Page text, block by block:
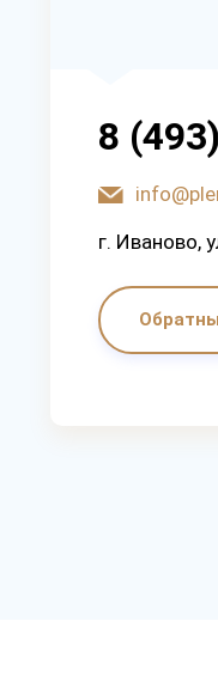
8
г. Иваново,